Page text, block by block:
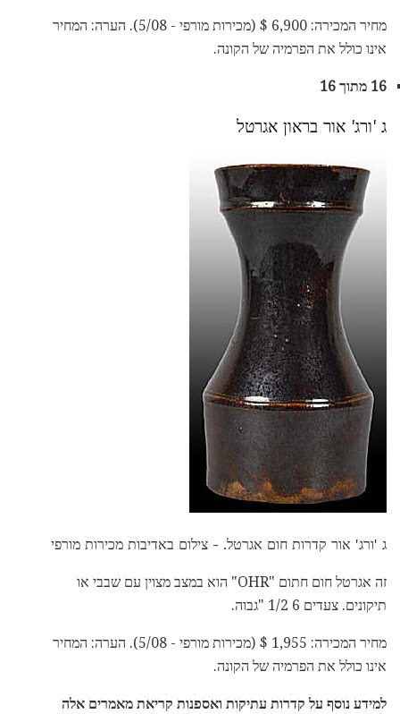
מחיר המכירה: 6,900 $ (מכירות מורפי - 5/08). הערה: המחיר
אינו כולל את הפרמיה של הקונה.
16 מתוך 16
ג 'ורג' אור בראון אגרטל
ג 'ורג' אור קדרות חום אגרטל. - צילום באדיבות מכירות מורפי
זה אגרטל חום חתום "OHR" הוא במצב מצוין עם שבבי או
תיקונים. צעדים 6 1/2 "גבוה.
מחיר המכירה: 1,955 $ (מכירות מורפי - 5/08). הערה: המחיר
אינו כולל את הפרמיה של הקונה.
למידע נוסף על קדרות עתיקות ואספנות קריאת מאמרים אלה